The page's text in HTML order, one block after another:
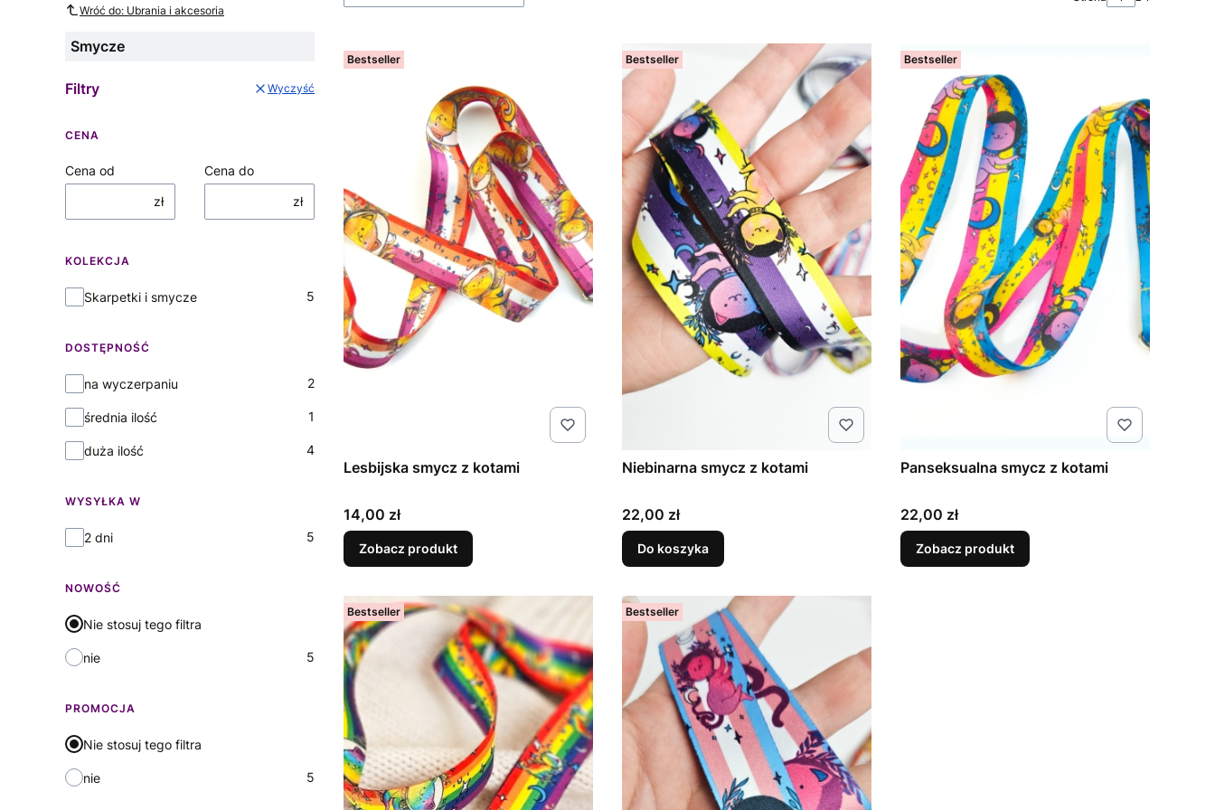
Wróć do: Ubrania i akcesoria
Smycze
Filtry Wyczyść
CENA
Cena od
zł
Cena do
zł
KOLEKCJA
Kolekcja
Skarpetki i smycze 5
DOSTĘPNOŚĆ
Dostępność
na wyczerpaniu 2
średnia ilość 1
duża ilość 4
WYSYŁKA W
Wysyłka w
2 dni 5
NOWOŚĆ
Nie stosuj tego filtra
nie 5
PROMOCJA
Nie stosuj tego filtra
nie 5
Bestseller
Lesbijska smycz z kotami
Cena
14,00 zł
Zobacz produkt
Bestseller
Niebinarna smycz z kotami
Cena
22,00 zł
Do koszyka
Bestseller
Panseksualna smycz z kotami
Cena
22,00 zł
Zobacz produkt
Bestseller Bestseller